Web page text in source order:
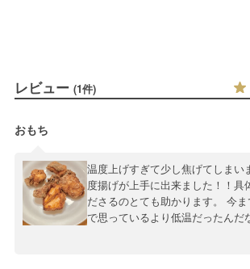
レビュー (1件)
おもち
温度上げすぎて少し焦げてしまい
度揚げが上手に出来ました！！具
ださるのとても助かります。 今
で思っているより低温だったん